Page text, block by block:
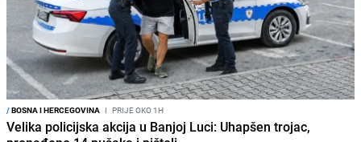
/BOSNA I HERCEGOVINA I PRIJE OKO 1H
Velika policijska akcija u Banjoj Luci: Uhapšen trojac,